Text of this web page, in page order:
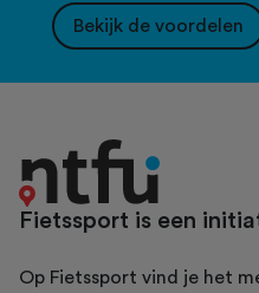
Bekijk de voordelen
Fietssport is een
Op Fietssport vind je het